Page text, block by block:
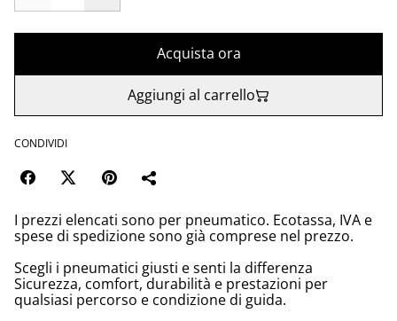
Acquista ora
Aggiungi al carrello
CONDIVIDI
I prezzi elencati sono per pneumatico. Ecotassa, IVA e
spese di spedizione sono già comprese nel prezzo.
Scegli i pneumatici giusti e senti la differenza
Sicurezza, comfort, durabilità e prestazioni per
qualsiasi percorso e condizione di guida.